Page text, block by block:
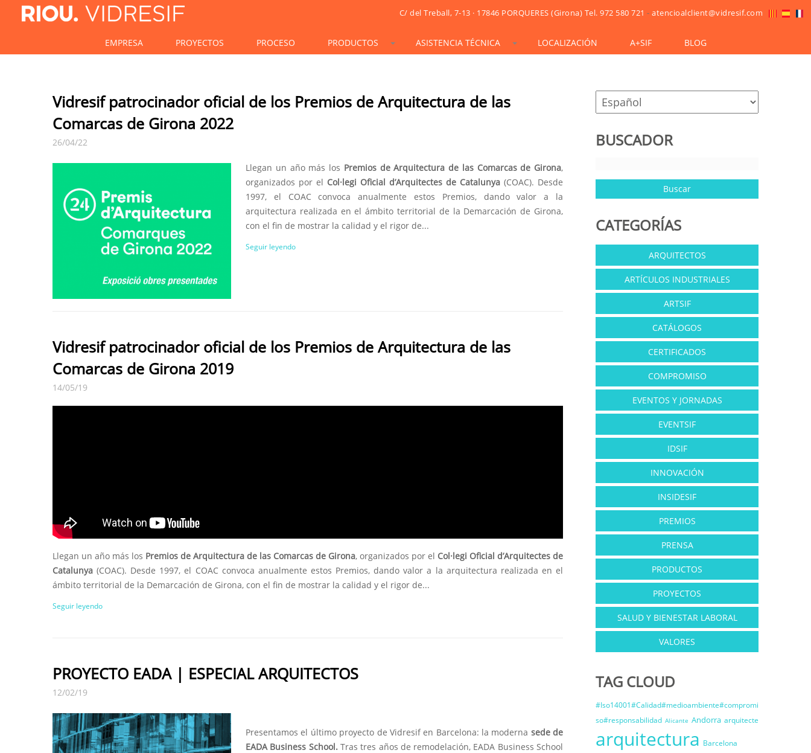
C/ del Treball, 7-13 · 17846 PORQUERES (Girona) Tel. 972 580 721 -atencioalclient@vidresif.com
EMPRESA PROYECTOS PROCESO PRODUCTOS ASISTENCIA TÉCNICA LOCALIZACIÓN A+SIF BLOG
Vidresif patrocinador oficial de los Premios de Arquitectura de las
Comarcas de Girona 2022
26/04/22
Llegan un año más los Premios de Arquitectura de las Comarcas de Girona,
organizados por el Col·legi Oficial d’Arquitectes de Catalunya(COAC). Desde
1997, el COAC convoca anualmente estos Premios, dando valor a la
arquitectura realizada en el ámbito territorial de la Demarcación de Girona,
con el fin de mostrar la calidad y el rigor de...
Seguir leyendo
Vidresif patrocinador oficial de los Premios de Arquitectura de las
Comarcas de Girona 2019
14/05/19
Llegan un año más los Premios de Arquitectura de las Comarcas de Girona, organizados por el Col·legi Oficial d’Arquitectes de
Catalunya(COAC). Desde 1997, el COAC convoca anualmente estos Premios, dando valor a la arquitectura realizada en el
ámbito territorial de la Demarcación de Girona, con el fin de mostrar la calidad y el rigor de...
Seguir leyendo
PROYECTO EADA | ESPECIAL ARQUITECTOS
12/02/19
Presentamos el último proyecto de Vidresif en Barcelona: la moderna sede de
EADA Business School.Tras tres años de remodelación, EADA Business School
BUSCADOR
CATEGORÍAS
ARQUITECTOS
ARTÍCULOS INDUSTRIALES
ARTSIF
CATÁLOGOS
CERTIFICADOS
COMPROMISO
EVENTOS Y JORNADAS
EVENTSIF
IDSIF
INNOVACIÓN
INSIDESIF
PREMIOS
PRENSA
PRODUCTOS
PROYECTOS
SALUD Y BIENESTAR LABORAL
VALORES
TAG CLOUD
#Iso14001#Calidad#medioambiente#compromi
so#responsabilidad Alicante Andorra arquitecte
arquitectura Barcelona